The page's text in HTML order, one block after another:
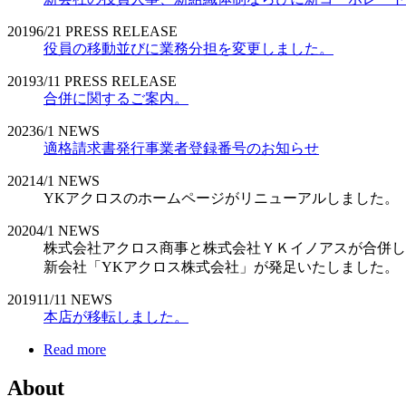
20196/21 PRESS RELEASE
役員の移動並びに業務分担を変更しました。
20193/11 PRESS RELEASE
合併に関するご案内。
20236/1 NEWS
適格請求書発行事業者登録番号のお知らせ
20214/1 NEWS
YKアクロスのホームページがリニューアルしました。
20204/1 NEWS
株式会社アクロス商事と株式会社ＹＫイノアスが合併
新会社「YKアクロス株式会社」が発足いたしました。
201911/11 NEWS
本店が移転しました。
Read more
About